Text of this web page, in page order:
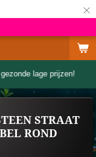
×
lage prijzen!
STRAAT
ROND